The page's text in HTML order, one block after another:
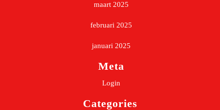
maart 2025
februari 2025
januari 2025
Meta
Login
Categories